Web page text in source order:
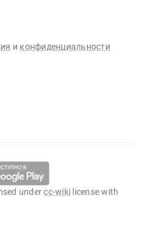
и конфиденциальности
undercc-wiki license with